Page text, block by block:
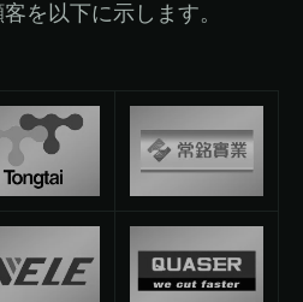
を以下に示します。